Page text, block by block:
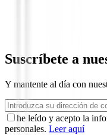
Suscríbete a
Y mantente al día con
he leído y acepto la
personales. Leer aquí